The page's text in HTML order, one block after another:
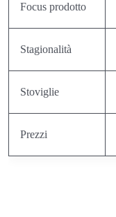
Focus prodotto
Stagionalità
Stoviglie
Prezzi